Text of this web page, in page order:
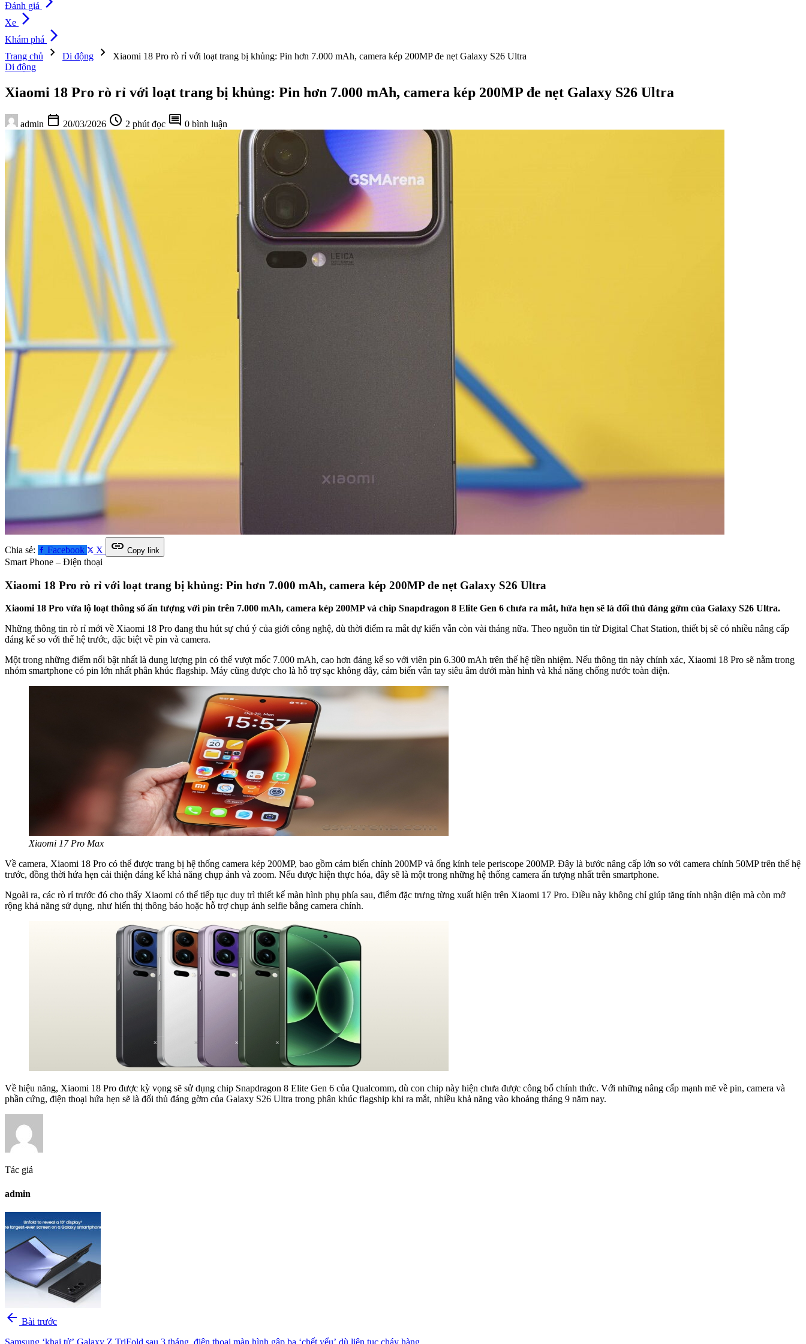
Đánh giá
Xe arrow_forward_ios
Khám phá arrow_forward_ios
Trang chủ chevron_right Di động chevron_right
Xiaomi 18 Pro rò rỉ với loạt trang bị khủng: Pin hơn 7.000 mAh, camera kép 200MP đe nẹt Galaxy S26 Ultra
Di động
Xiaomi 18 Pro rò rỉ với loạt trang bị khủng: Pin hơn 7.000 mAh, camera kép 200MP đe nẹt Galaxy S26 Ultra
admin calendar_today 20/03/2026 schedule 2 phút đọc comment 0 bình luận
Chia sẻ: Facebook X link Copy link
Smart Phone – Điện thoại
Xiaomi 18 Pro rò rỉ với loạt trang bị khủng: Pin hơn 7.000 mAh, camera kép 200MP đe nẹt Galaxy S26 Ultra
Xiaomi 18 Pro vừa lộ loạt thông số ấn tượng với pin trên 7.000 mAh, camera kép 200MP và chip Snapdragon 8 Elite Gen 6 chưa ra mắt, hứa hẹn sẽ là đối thủ đáng gờm của Galaxy S26 Ultra.
Những thông tin rò rỉ mới về Xiaomi 18 Pro đang thu hút sự chú ý của giới công nghệ, dù thời điểm ra mắt dự kiến vẫn còn vài tháng nữa. Theo nguồn tin từ Digital Chat Station, thiết bị sẽ có nhiều nâng cấp
đáng kể so với thế hệ trước, đặc biệt về pin và camera.
Một trong những điểm nổi bật nhất là dung lượng pin có thể vượt mốc 7.000 mAh, cao hơn đáng kể so với viên pin 6.300 mAh trên thế hệ tiền nhiệm. Nếu thông tin này chính xác, Xiaomi 18 Pro sẽ nằm trong
nhóm smartphone có pin lớn nhất phân khúc flagship. Máy cũng được cho là hỗ trợ sạc không dây, cảm biến vân tay siêu âm dưới màn hình và khả năng chống nước toàn diện.
Xiaomi 17 Pro Max
Về camera, Xiaomi 18 Pro có thể được trang bị hệ thống camera kép 200MP, bao gồm cảm biến chính 200MP và ống kính tele periscope 200MP. Đây là bước nâng cấp lớn so với camera chính 50MP trên thế hệ
trước, đồng thời hứa hẹn cải thiện đáng kể khả năng chụp ảnh và zoom. Nếu được hiện thực hóa, đây sẽ là một trong những hệ thống camera ấn tượng nhất trên smartphone.
Ngoài ra, các rò rỉ trước đó cho thấy Xiaomi có thể tiếp tục duy trì thiết kế màn hình phụ phía sau, điểm đặc trưng từng xuất hiện trên Xiaomi 17 Pro. Điều này không chỉ giúp tăng tính nhận diện mà còn mở
rộng khả năng sử dụng, như hiển thị thông báo hoặc hỗ trợ chụp ảnh selfie bằng camera chính.
Về hiệu năng, Xiaomi 18 Pro được kỳ vọng sẽ sử dụng chip Snapdragon 8 Elite Gen 6 của Qualcomm, dù con chip này hiện chưa được công bố chính thức. Với những nâng cấp mạnh mẽ về pin, camera và
phần cứng, điện thoại hứa hẹn sẽ là đối thủ đáng gờm của Galaxy S26 Ultra trong phân khúc flagship khi ra mắt, nhiều khả năng vào khoảng tháng 9 năm nay.
Tác giả
admin
arrow_back Bài trước
Samsung ‘khai tử’ Galaxy Z TriFold sau 3 tháng, điện thoại màn hình gập ba ‘chết yểu’ dù liên tục cháy hàng